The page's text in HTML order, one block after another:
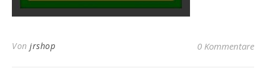
Von jrshop 0 Kommentare